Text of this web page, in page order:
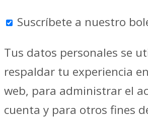
Suscríbete a nuestro
Tus datos personales se
respaldar tu experiencia
web, para administrar el
cuenta y para otros fines